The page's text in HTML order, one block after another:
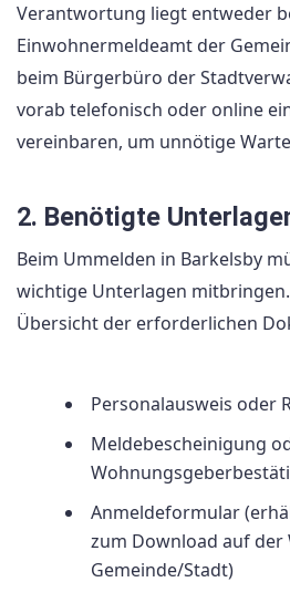
Verantwortung liegt entweder
Einwohnermeldeamt der
beim Bürgerbüro der
vorab telefonisch oder online
vereinbaren, um unnötige
2. Benötigte
Beim Ummelden in Barkelsby
wichtige Unterlagen
Übersicht der erforderlichen
Personalausweis oder
Meldebescheinigung
Anmeldeformular
zum Download auf der
Gemeinde/Stadt)